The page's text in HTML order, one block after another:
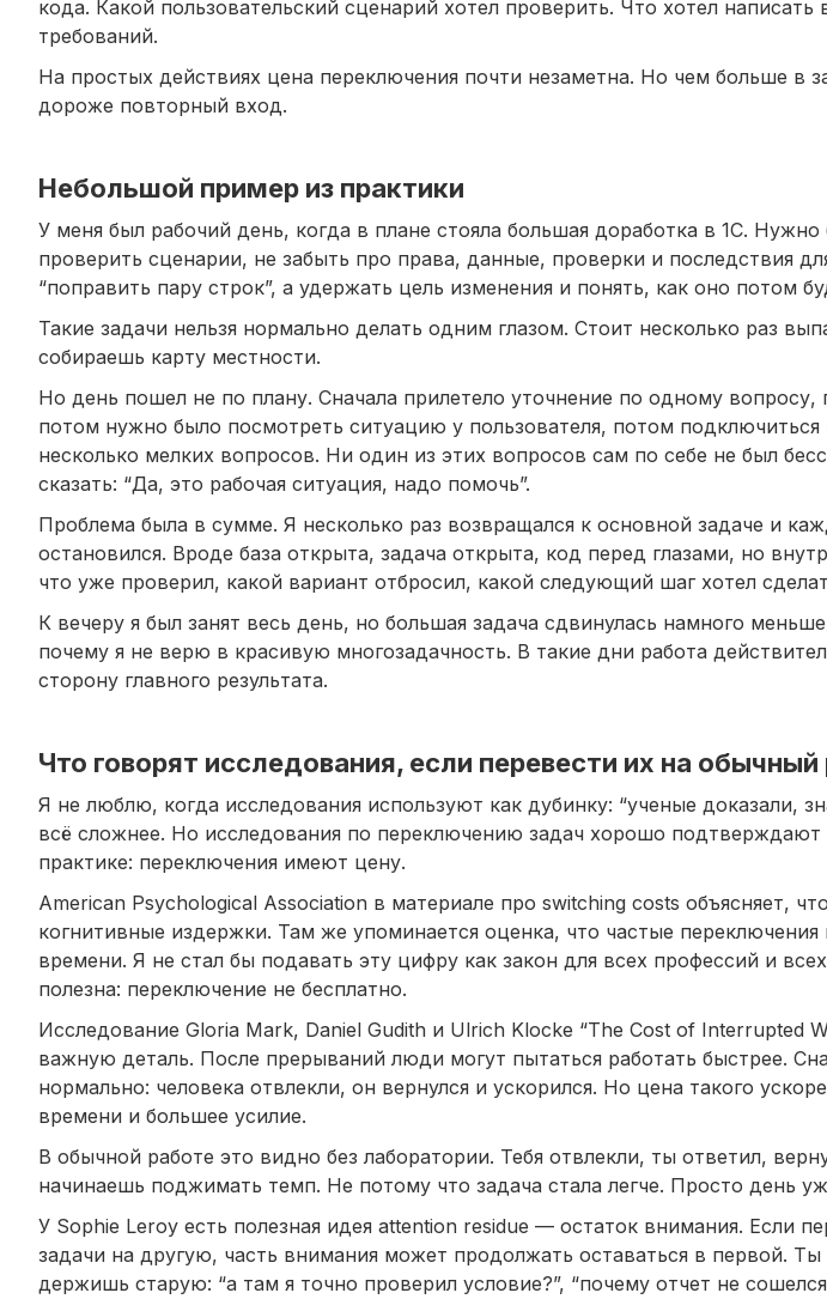
кода. Какой пользовательский сценарий хотел проверить. Что хотел
требований.
На простых действиях цена переключения почти незаметна. Но чем больше в
дороже повторный вход.
Небольшой пример из практики
У меня был рабочий день, когда в плане стояла большая доработка в 1С.
проверить сценарии, не забыть про права, данные, проверки и последствия
“поправить пару строк”, а удержать цель изменения и понять, как оно потом
Такие задачи нельзя нормально делать одним глазом. Стоит несколько раз
собираешь карту местности.
Но день пошел не по плану. Сначала прилетело уточнение по одному вопросу,
потом нужно было посмотреть ситуацию у пользователя, потом
несколько мелких вопросов. Ни один из этих вопросов сам по себе не был
сказать: “Да, это рабочая ситуация, надо помочь”.
Проблема была в сумме. Я несколько раз возвращался к основной задаче и
остановился. Вроде база открыта, задача открыта, код перед глазами, но
что уже проверил, какой вариант отбросил, какой следующий шаг хотел
К вечеру я был занят весь день, но большая задача сдвинулась намного
почему я не верю в красивую многозадачность. В такие дни работа
сторону главного результата.
Что говорят исследования, если перевести их на
Я не люблю, когда исследования используют как дубинку: “ученые доказали,
всё сложнее. Но исследования по переключению задач хорошо подтверждают
практике: переключения имеют цену.
American Psychological Association в материале про switching costs объясняет,
когнитивные издержки. Там же упоминается оценка, что частые
времени. Я не стал бы подавать эту цифру как закон для всех профессий и
полезна: переключение не бесплатно.
Исследование Gloria Mark, Daniel Gudith и Ulrich Klocke “The Cost of Interrupted
важную деталь. После прерываний люди могут пытаться работать быстрее.
нормально: человека отвлекли, он вернулся и ускорился. Но цена такого
времени и большее усилие.
В обычной работе это видно без лаборатории. Тебя отвлекли, ты ответил,
начинаешь поджимать темп. Не потому что задача стала легче. Просто день
У Sophie Leroy есть полезная идея attention residue — остаток внимания. Если
задачи на другую, часть внимания может продолжать оставаться в первой.
держишь старую: “а там я точно проверил условие?”, “почему отчет не